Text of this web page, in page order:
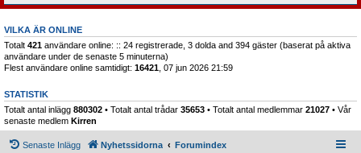
VILKA ÄR ONLINE
Totalt 421 användare online: :: 24 registrerade, 3 dolda and 394 gäster (baserat på aktiva
användare under de senaste 5 minuterna)
Flest användare online samtidigt: 16421 , 07 jun 2026 21:59
STATISTIK
Totalt antal inlägg 880302 • Totalt antal trådar 35653 • Totalt antal medlemmar 21027 • Vår
senaste medlem Kirren
Senaste Inlägg Nyhetssidorna Forumindex